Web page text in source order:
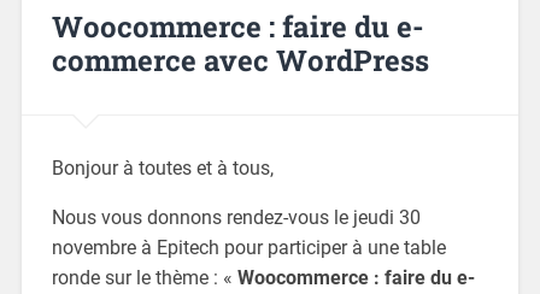
Woocommerce : faire du e-
commerce avec WordPress
Bonjour à toutes et à tous,
Nous vous donnons rendez-vous le jeudi 30
novembre à Epitech pour participer à une table
ronde sur le thème : « Woocommerce : faire du e-